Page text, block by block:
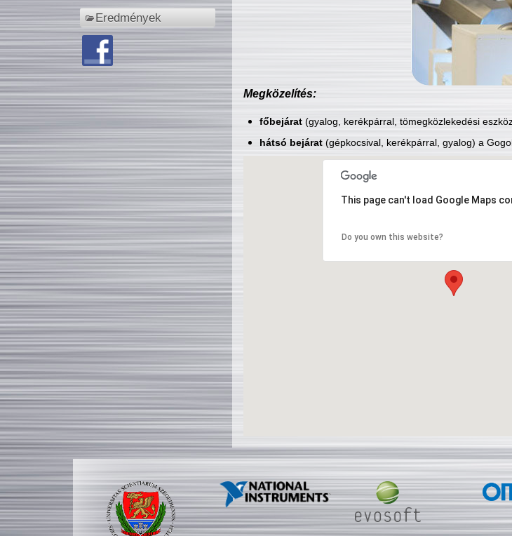
Eredmények
Megközelítés:
főbejárat(gyalog, kerékpárral, tömegközlekedési
hátsó bejárat(gépkocsival, kerékpárral, gyalog) a
This page can't load Google Maps
Do you own this website?